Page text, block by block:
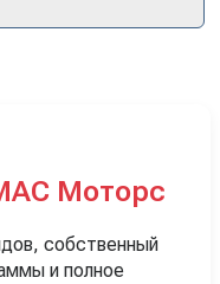
дела!
Моторс
собственный
и полное